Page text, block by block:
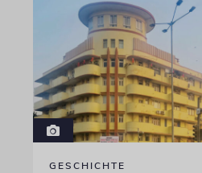
GESCHICHTE